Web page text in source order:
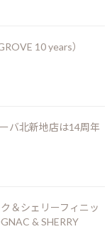
初のジンに特化し
ジンの蒸留所を作る
やってきたのは
めでした。ご自身
してからはお酒に
身でもお酒を作り
ジンでした。
10 years）
バ北新地店は14周年
＆シェリーフィニッ
& SHERRY